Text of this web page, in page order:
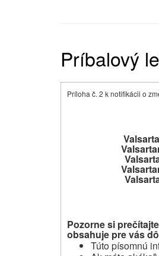
Príbalový
Príloha č. 2 k notifikácii o
Pozorne si
obsahuje pre vás
Túto písomnú